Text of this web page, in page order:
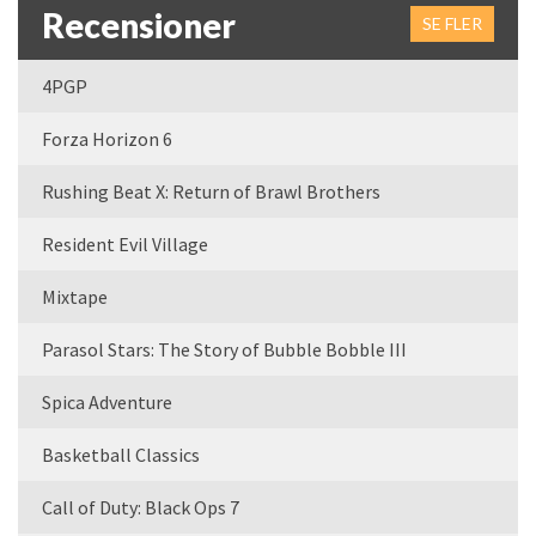
Recensioner SE FLER
4PGP
Forza Horizon 6
Rushing Beat X: Return of Brawl Brothers
Resident Evil Village
Mixtape
Parasol Stars: The Story of Bubble Bobble III
Spica Adventure
Basketball Classics
Call of Duty: Black Ops 7